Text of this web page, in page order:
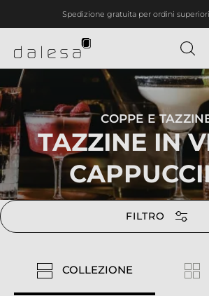
principaleSpedizione gratuita per ordini
COPPE E
TAZZINE IN
FILTRO
COLLEZIONE